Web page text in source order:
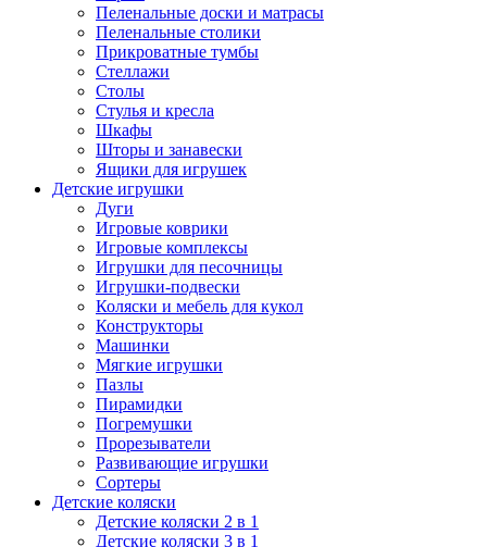
Пеленальные доски и матрасы
Пеленальные столики
Прикроватные тумбы
Стеллажи
Столы
Стулья и кресла
Шкафы
Шторы и занавески
Ящики для игрушек
Детские игрушки
Дуги
Игровые коврики
Игровые комплексы
Игрушки для песочницы
Игрушки-подвески
Коляски и мебель для кукол
Конструкторы
Машинки
Мягкие игрушки
Пазлы
Пирамидки
Погремушки
Прорезыватели
Развивающие игрушки
Сортеры
Детские коляски
Детские коляски 2 в 1
Детские коляски 3 в 1